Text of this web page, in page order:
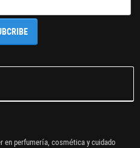
en perfumería, cosmética y cuidado